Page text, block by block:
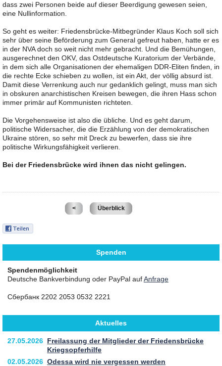
dass zwei Personen beide auf dieser Beerdigung gewesen seien,
eine Nullinformation.
So geht es weiter: Friedensbrücke-Mitbegründer Klaus Koch soll sich
sehr über seine Beförderung zum General gefreut haben, hatte er es
in der NVA doch so weit nicht mehr gebracht. Und die Bemühungen,
ausgerechnet den OKV, das Ostdeutsche Kuratorium der Verbände,
in dem sich alle Organisationen der ehemaligen DDR-Eliten finden, in
die rechte Ecke schieben zu wollen, ist ein Akt, der völlig absurd ist.
Damit diese Verrenkung auch nur gedanklich gelingt, muss man sich
in obskuren anarchistischen Kreisen bewegen, die ihren Hass schon
immer primär auf Kommunisten richteten.
Die Vorgehensweise ist also die übliche. Und es geht darum,
politische Widersacher, die die Erzählung von der demokratischen
Ukraine stören, so sehr mit Dreck zu bewerfen, dass sie ihre
politische Wirkungsfähigkeit verlieren.
Bei der Friedensbrücke wird ihnen das nicht gelingen.
< Überblick
Spenden
Spendenmöglichkeit
Deutsche Bankverbindung oder PayPal aufAnfrage
Сбербанк 2202 2053 0532 2221
Aktuelles
27.05.2026 Freilassung der Mitglieder der Friedensbrücke
Kriegsopferhilfe
02.05.2026 Odessa wird nie vergessen werden